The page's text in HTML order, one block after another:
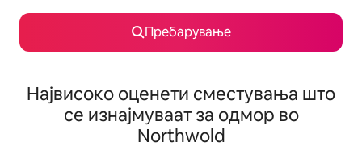
Пребарување
Највисоко оценети сместувања што
се изнајмуваат за одмор во
Northwold